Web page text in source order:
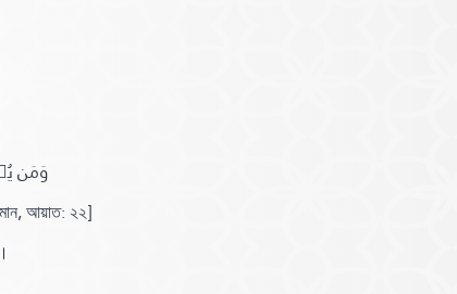
আয়াত: ২২]